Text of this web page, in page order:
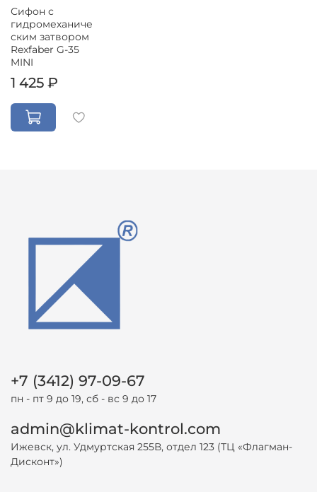
Сифон с
гидромеханиче
ским затвором
Rexfaber G-35
MINI
1 425 ₽
+7 (3412) 97-09-67
пн - пт 9 до 19, сб - вс 9 до 17
admin@klimat-kontrol.com
Ижевск, ул. Удмуртская 255В, отдел 123 (ТЦ «Флагман-
Дисконт»)